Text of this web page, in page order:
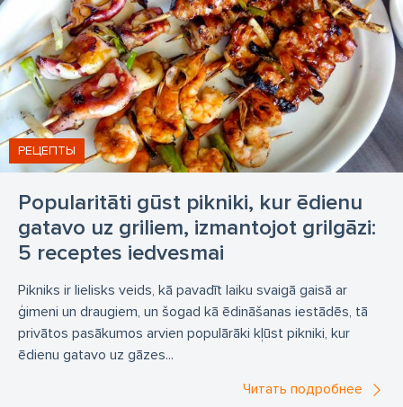
Popularitāti gūst pikniki, kur ēdienu
gatavo uz griliem, izmantojot grilgāzi:
5 receptes iedvesmai
РЕЦЕПТЫ
Pikniks ir lielisks veids, kā pavadīt laiku svaigā gaisā ar
ģimeni un draugiem, un šogad kā ēdināšanas iestādēs, tā
privātos pasākumos arvien populārāki kļūst pikniki, kur
ēdienu gatavo uz gāzes...
Читать подробнее